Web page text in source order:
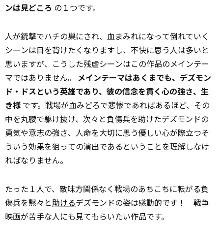
ンは見どころ の１つです。
人が銃撃でハチの巣にされ、血まみれになって倒れていく
シーンは目を背けたくなりますし、不快に思う人は多いと
思いますが、こうした残虐シーンはこの作品のメインテー
マではありません。 メインテーマはあくまでも、デズモン
ド・ドスという英雄であり、彼の信念を貫く心の強さ、生
き様 です。戦場が血みどろで悲惨であればあるほど、その
中を丸腰で駆け抜け、次々と負傷兵を助けたデズモンドの
勇気や意志の強さ、人命を大切に思う優しい心が際立つ――そ
ういう効果を狙っての演出であるということを理解しなけ
ればなりません。
たった１人で、敵味方関係なく戦場のあちこちに転がる負
傷兵を黙々と助けるデズモンドの姿は感動的です！ 戦争
映画が苦手な人にも見てもらいたい作品です。